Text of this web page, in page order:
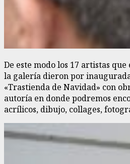
De este modo los 17 artistas
la galería dieron por
«Trastienda de Navidad» con
autoría en donde podremos
acrílicos, dibujo, collages,